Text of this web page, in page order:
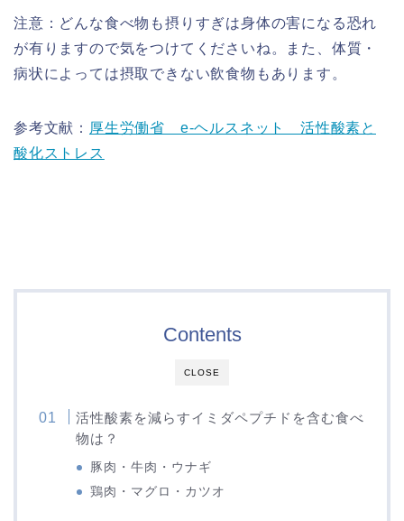
注意：どんな食べ物も摂りすぎは身体の害になる恐れ
が有りますので気をつけてくださいね。また、体質・
病状によっては摂取できない飲食物もあります。
参考文献： 厚生労働省 e-ヘルスネット 活性酸素と
酸化ストレス
CLOSE
Contents
活性酸素を減らすイミダペプチドを含む食べ
物は？
豚肉・牛肉・ウナギ
鶏肉・マグロ・カツオ